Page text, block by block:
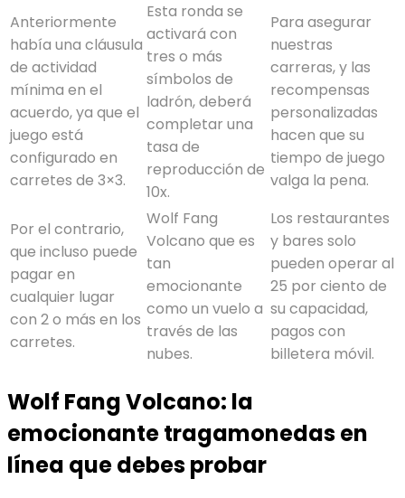
Anteriormente
había una cláusula
de actividad
mínima en el
acuerdo, ya que el
juego está
configurado en
carretes de 3×3.
Esta ronda se
activará con
tres o más
símbolos de
ladrón, deberá
completar una
tasa de
reproducción de
10x.
Para asegurar
nuestras
carreras, y las
recompensas
personalizadas
hacen que su
tiempo de juego
valga la pena.
Por el contrario,
que incluso puede
pagar en
cualquier lugar
con 2 o más en los
carretes.
Wolf Fang
Volcano que es
tan
emocionante
como un vuelo a
través de las
nubes.
Los restaurantes
y bares solo
pueden operar al
25 por ciento de
su capacidad,
pagos con
billetera móvil.
Wolf Fang Volcano: la
emocionante tragamonedas en
línea que debes probar